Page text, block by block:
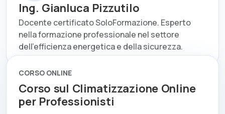
Ing. Gianluca Pizzutilo
Docente certificato SoloFormazione. Esperto
nella formazione professionale nel settore
dell'efficienza energetica e della sicurezza.
CORSO ONLINE
Corso sul Climatizzazione Online
per Professionisti